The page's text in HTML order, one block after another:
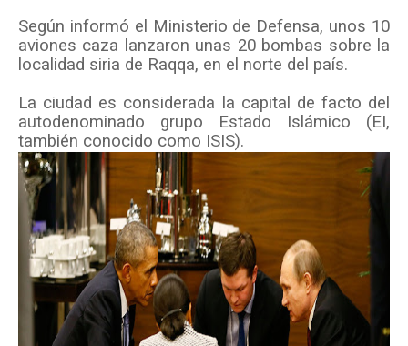
Según informó el Ministerio de Defensa, unos 10
aviones caza lanzaron unas 20 bombas sobre la
localidad siria de Raqqa, en el norte del país.
La ciudad es considerada la capital de facto del
autodenominado grupo Estado Islámico (EI,
también conocido como ISIS).